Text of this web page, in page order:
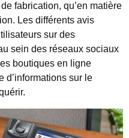
fabrication, qu’en matière
Les différents avis
sur des
sein des réseaux sociaux
boutiques en ligne
d’informations sur le